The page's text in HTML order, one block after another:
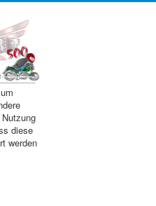
diese
werden